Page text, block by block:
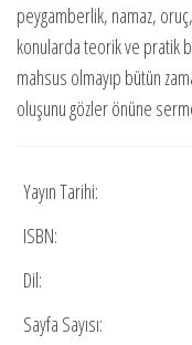
peygamberlik, namaz,
konularda teorik ve pratik
mahsus olmayıp bütün
oluşunu gözler önüne
Yayın Tarihi:
ISBN:
Dil:
Sayfa Sayısı: